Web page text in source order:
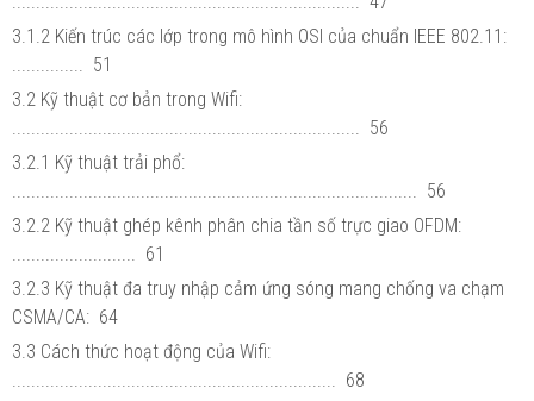
3.1.2 Kiến trúc các lớp trong mô hình OSI của chuẩn IEEE 802.11:
............... 51
3.2 Kỹ thuật cơ bản trong Wifi:
......................................................................... 56
3.2.1 Kỹ thuật trải phổ:
..................................................................................... 56
3.2.2 Kỹ thuật ghép kênh phân chia tần số trực giao OFDM:
.......................... 61
3.2.3 Kỹ thuật đa truy nhập cảm ứng sóng mang chống va chạm
CSMA/CA: 64
3.3 Cách thức hoạt động của Wifi:
.................................................................... 68